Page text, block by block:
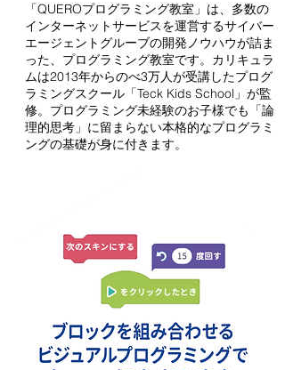
「QUEROプログラミング教室」は、多数の
インターネットサービスを運営するサイバー
エージェントグルーブの開発ノウハウが詰ま
った、プログラミング教室です。カリキュラ
ムは2013年からのべ3万人が受講したプログ
ラミングスクール「Teck Kids School」が監
修。プログラミング未経験のお子様でも「論
理的思考」に留まらない本格的なプログラミ
ングの基礎が身に付きます。